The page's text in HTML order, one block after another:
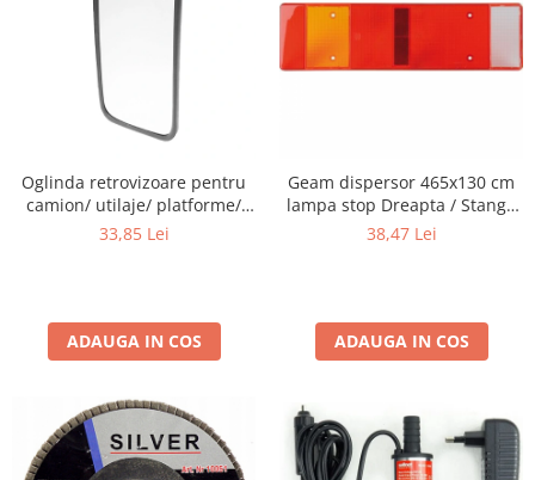
Oglinda retrovizoare pentru
camion/ utilaje/ platforme/
tractoare
33,85 Lei
ADAUGA IN COS
Geam dispersor 465x130 cm
lampa stop Dreapta / Stanga
Iveco DAF MAN Renault
38,47 Lei
ADAUGA IN COS